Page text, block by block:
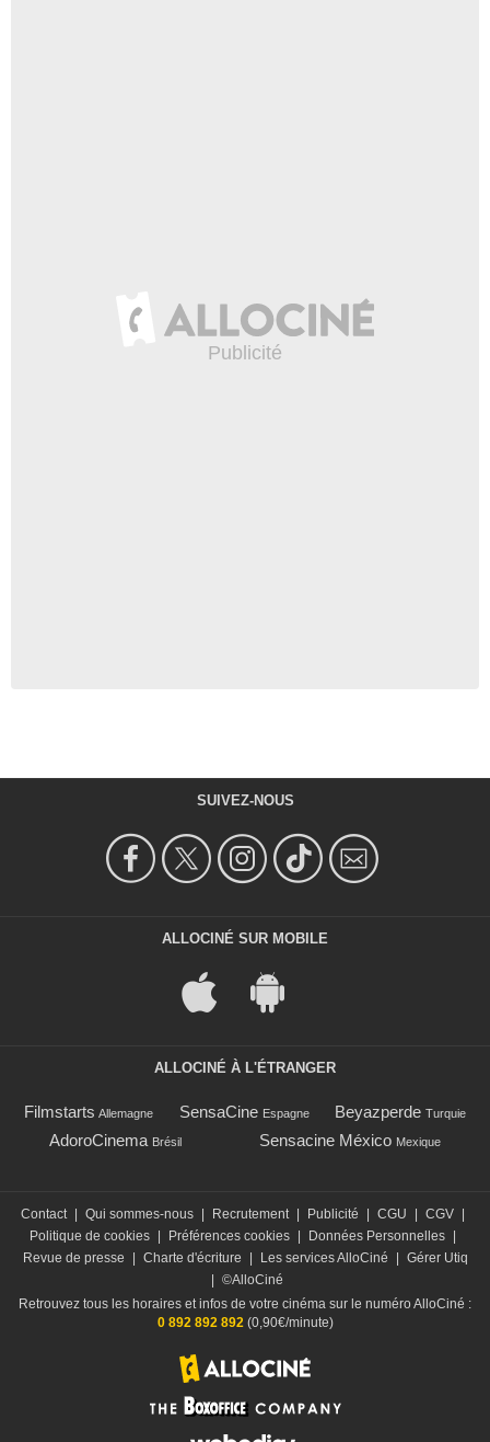
SUIVEZ-NOUS
ALLOCINÉ SUR MOBILE
ALLOCINÉ À L'ÉTRANGER
Filmstarts Allemagne SensaCine Espagne Beyazperde Turquie
AdoroCinema Brésil Sensacine México Mexique
Contact | Qui sommes-nous | Recrutement | Publicité | CGU | CGV |
Politique de cookies | Préférences cookies | Données Personnelles |
Revue de presse
| Charte d'écriture | Les services AlloCiné | Gérer Utiq
| ©AlloCiné
Retrouvez tous les horaires et infos de votre cinéma sur le numéro AlloCiné :
0 892 892 892 (0,90€/minute)